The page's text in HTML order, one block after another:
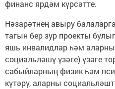
финанс ярдәм күрсәтте.
Нәзарәтнең авыру
тагын бер зур проекты
яшь инвалидлар һәм
социальләшү үзәге) үзәге
сабыйларның физик һәм
күтәрү, аларны